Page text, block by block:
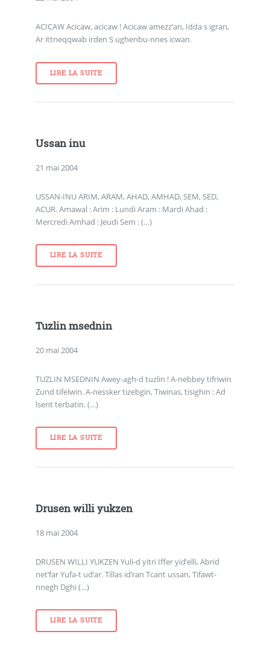
ACICAW Acicaw, acicaw ! Acicaw amezz’an, Idda s igran,
Ar ittneqqwab irden S ughenbu-nnes icwan.
LIRE LA SUITE
Ussan inu
21 mai 2004
USSAN-INU ARIM, ARAM, AHAD, AMHAD, SEM, SED,
ACUR. Amawal : Arim : Lundi Aram : Mardi Ahad :
Mercredi Amhad : Jeudi Sem : (…)
LIRE LA SUITE
Tuzlin msednin
20 mai 2004
TUZLIN MSEDNIN Awey-agh-d tuzlin ! A-nebbey tifriwin
Zund tifelwin. A-nessker tizebgin, Tiwinas, tisighin : Ad
lsent terbatin. (…)
LIRE LA SUITE
Drusen willi yukzen
18 mai 2004
DRUSEN WILLI YUKZEN Yuli-d yitri Iffer yid’elli, Abrid
net’far Yufa-t ud’ar. Tillas id’ran Tcant ussan, Tifawt-
nnegh Dghi (…)
LIRE LA SUITE